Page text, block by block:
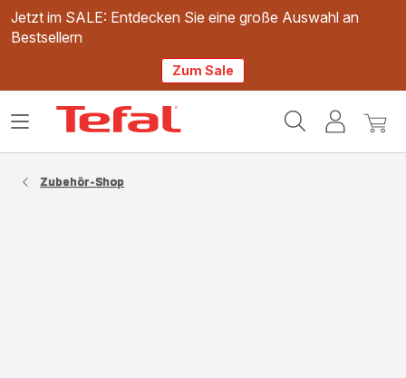
Jetzt im SALE: Entdecken Sie eine große Auswahl an
Bestsellern
Zum Sale
Mein
Mein
Das
Zubehör-Shop